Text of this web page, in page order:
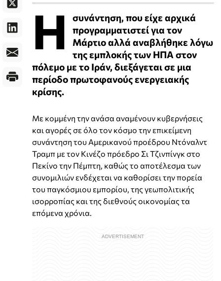
Η
συνάντηση, που είχε αρχικά
προγραμματιστεί για τον
Μάρτιο αλλά αναβλήθηκε λόγω
της εμπλοκής των ΗΠΑ στον
πόλεμο με το Ιράν, διεξάγεται σε μια
περίοδο πρωτοφανούς ενεργειακής
κρίσης.
Με κομμένη την ανάσα αναμένουν κυβερνήσεις
και αγορές σε όλο τον κόσμο την επικείμενη
συνάντηση του Αμερικανού προέδρου Ντόναλντ
Τραμπ με τον Κινέζο πρόεδρο Σι Τζινπίνγκ στο
Πεκίνο την Πέμπτη, καθώς το αποτέλεσμα των
συνομιλιών ενδέχεται να καθορίσει την πορεία
του παγκόσμιου εμπορίου, της γεωπολιτικής
ισορροπίας και της διεθνούς οικονομίας τα
επόμενα χρόνια.